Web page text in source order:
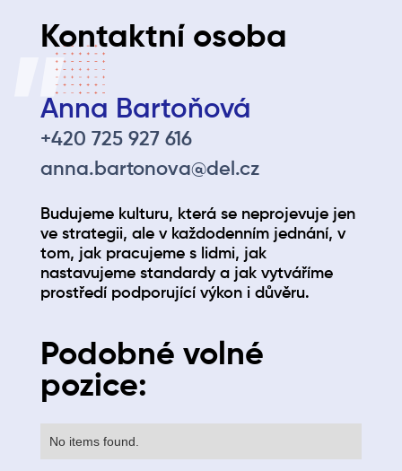
Anna Bartoňová
+420 725 927 616
anna.bartonova@del.cz
Budujeme kulturu, která se neprojevuje jen
ve strategii, ale v každodenním jednání, v
tom, jak pracujeme s lidmi, jak
nastavujeme standardy a jak vytváříme
prostředí podporující výkon i důvěru.
Kontaktní osoba
Podobné volné
pozice:
No items found.